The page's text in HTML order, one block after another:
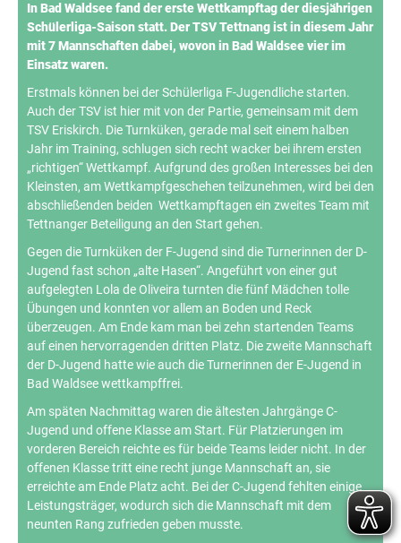
In Bad Waldsee fand der erste Wettkampftag der diesjährigen
Schülerliga-Saison statt. Der TSV Tettnang ist in diesem Jahr
mit 7 Mannschaften dabei, wovon in Bad Waldsee vier im
Einsatz waren.
Erstmals können bei der Schülerliga F-Jugendliche starten.
Auch der TSV ist hier mit von der Partie, gemeinsam mit dem
TSV Eriskirch. Die Turnküken, gerade mal seit einem halben
Jahr im Training, schlugen sich recht wacker bei ihrem ersten
„richtigen“ Wettkampf. Aufgrund des großen Interesses bei den
Kleinsten, am Wettkampfgeschehen teilzunehmen, wird bei den
abschließenden beiden Wettkampftagen ein zweites Team mit
Tettnanger Beteiligung an den Start gehen.
Gegen die Turnküken der F-Jugend sind die Turnerinnen der D-
Jugend fast schon „alte Hasen“. Angeführt von einer gut
aufgelegten Lola de Oliveira turnten die fünf Mädchen tolle
Übungen und konnten vor allem an Boden und Reck
überzeugen. Am Ende kam man bei zehn startenden Teams
auf einen hervorragenden dritten Platz. Die zweite Mannschaft
der D-Jugend hatte wie auch die Turnerinnen der E-Jugend in
Bad Waldsee wettkampffrei.
Am späten Nachmittag waren die ältesten Jahrgänge C-
Jugend und offene Klasse am Start. Für Platzierungen im
vorderen Bereich reichte es für beide Teams leider nicht. In der
offenen Klasse tritt eine recht junge Mannschaft an, sie
erreichte am Ende Platz acht. Bei der C-Jugend fehlten einige
Leistungsträger, wodurch sich die Mannschaft mit dem
neunten Rang zufrieden geben musste.